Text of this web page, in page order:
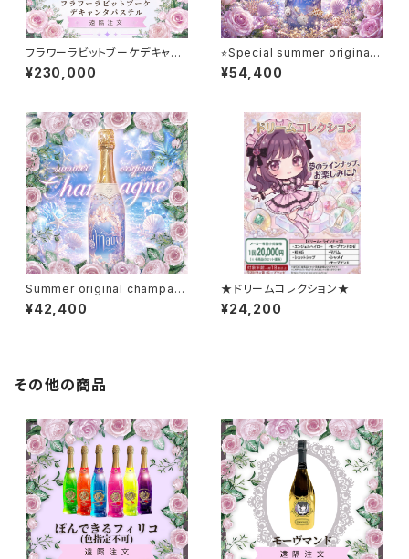
フラワーラビットブーケデキャン
タパステル
¥230,000
⭐︎Special summer original
champagne ⭐︎
¥54,400
Summer original champag
ne
¥42,400
★ドリームコレクション★
¥24,200
その他の商品